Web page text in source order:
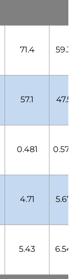
71.4 59.3
57.1 47.5
0.481 0.579
4.71 5.67
5.43 6.54